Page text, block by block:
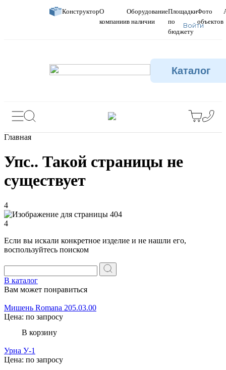
КонструкторО
компании
Оборудование
в наличии
Площадки
по
бюджету
Фото
объектов
Войти
Каталог
Главная
Упс.. Такой страницы не
существует
4
4
Если вы искали конкретное изделие и не нашли его,
воспользуйтесь поиском
В каталог
Вам может понравиться
Мишень Romana 205.03.00
Цена: по запросу
В корзину
Урна У-1
Цена: по запросу